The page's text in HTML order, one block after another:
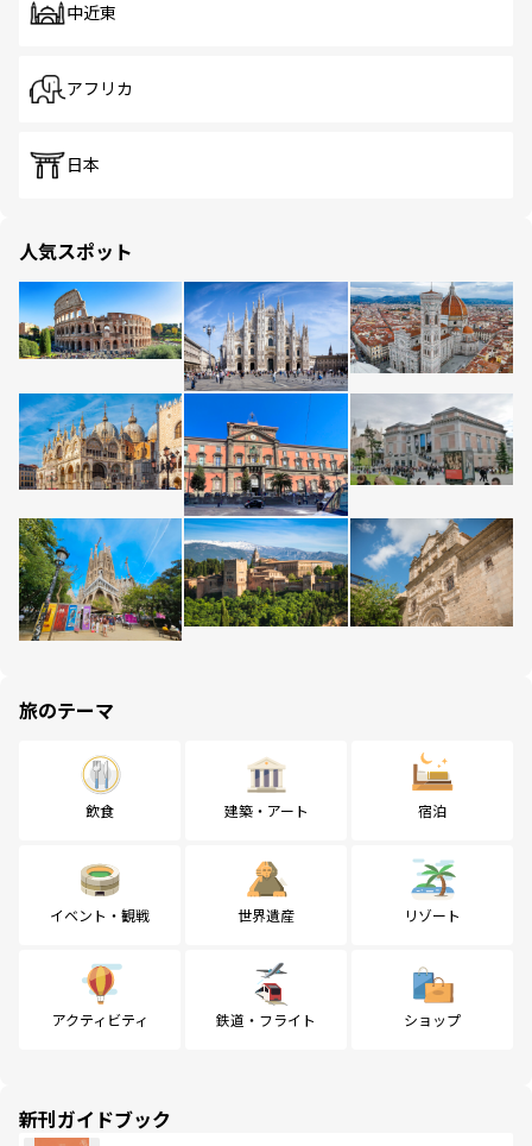
中近東
アフリカ
日本
人気スポット
旅のテーマ
飲食 建築・アート 宿泊
イベント・観戦 世界遺産 リゾート
アクティビティ 鉄道・フライト ショップ
新刊ガイドブック